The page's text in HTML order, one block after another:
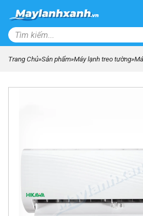
Trang Chủ»Sản phẩm»Máy lạnh treo tường»